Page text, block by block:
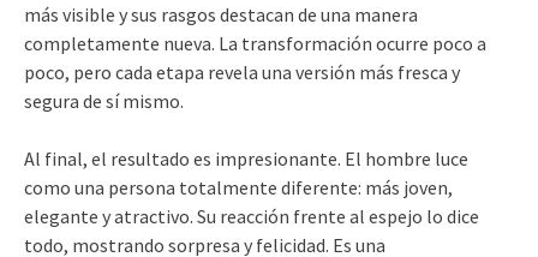
más visible y sus rasgos destacan de una manera
completamente nueva. La transformación ocurre poco a
poco, pero cada etapa revela una versión más fresca y
segura de sí mismo.
Al final, el resultado es impresionante. El hombre luce
como una persona totalmente diferente: más joven,
elegante y atractivo. Su reacción frente al espejo lo dice
todo, mostrando sorpresa y felicidad. Es una